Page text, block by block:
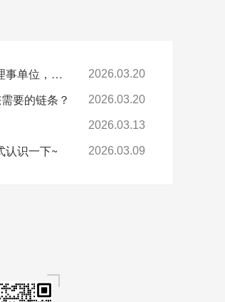
喜报-环球科技连任苏州新一代企业家商会理事单位，总经理黄雅丹女士获“锐意进取奖” 2026.03.20
要的链条？ 2026.03.20
2026.03.13
认识一下~ 2026.03.09